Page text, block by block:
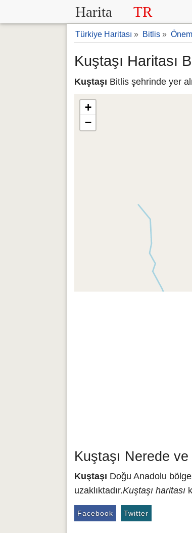
Harita TR
Türkiye Haritası » Bitlis »
Kuştaşı Haritası
Kuştaşı Bitlis şehrinde yer
+
−
Kuştaşı Nerede
Kuştaşı Doğu Anadolu
uzaklıktadır.Kuştaşı haritası
Facebook Twitter